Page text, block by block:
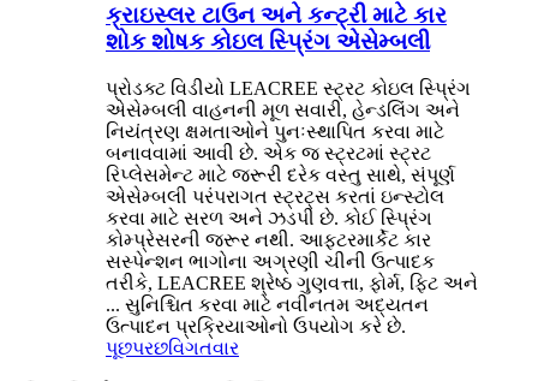
ક્રાઇસ્લર ટાઉન અને કન્ટ્રી માટે કાર
શોક શોષક કોઇલ સ્પ્રિંગ એસેમ્બલી
પ્રોડક્ટ વિડીયો LEACREE સ્ટ્રટ કોઇલ સ્પ્રિંગ
એસેમ્બલી વાહનની મૂળ સવારી, હેન્ડલિંગ અને
નિયંત્રણ ક્ષમતાઓને પુનઃસ્થાપિત કરવા માટે
બનાવવામાં આવી છે. એક જ સ્ટ્રટમાં સ્ટ્રટ
રિપ્લેસમેન્ટ માટે જરૂરી દરેક વસ્તુ સાથે, સંપૂર્ણ
એસેમ્બલી પરંપરાગત સ્ટ્રટ્સ કરતાં ઇન્સ્ટોલ
કરવા માટે સરળ અને ઝડપી છે. કોઈ સ્પ્રિંગ
કોમ્પ્રેસરની જરૂર નથી. આફ્ટરમાર્કેટ કાર
સસ્પેન્શન ભાગોના અગ્રણી ચીની ઉત્પાદક
તરીકે, LEACREE શ્રેષ્ઠ ગુણવત્તા, ફોર્મ, ફિટ અને
... સુનિશ્ચિત કરવા માટે નવીનતમ અદ્યતન
ઉત્પાદન પ્રક્રિયાઓનો ઉપયોગ કરે છે.
પૂછપરછવિગતવાર